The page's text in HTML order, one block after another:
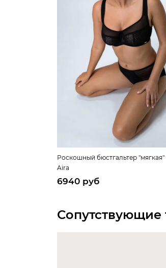
Роскошный бюстгальтер
Aira
6940 руб
Сопутствующие